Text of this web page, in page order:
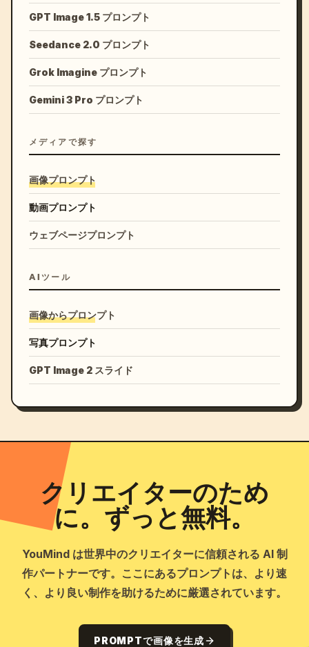
GPT Image 1.5 プロンプト
Seedance 2.0 プロンプト
Grok Imagine プロンプト
Gemini 3 Pro プロンプト
メディアで探す
画像プロンプト
動画プロンプト
ウェブページプロンプト
AIツール
画像からプロンプト
写真プロンプト
GPT Image 2 スライド
クリエイターのため
に。ずっと無料。
YouMind は世界中のクリエイターに信頼される AI 制
作パートナーです。ここにあるプロンプトは、より速
く、より良い制作を助けるために厳選されています。
PROMPTで画像を生成